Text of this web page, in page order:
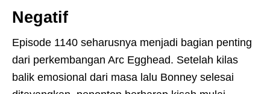
Negatif
Episode 1140 seharusnya menjadi bagian penting
dari perkembangan Arc Egghead. Setelah kilas
balik emosional dari masa lalu Bonney selesai